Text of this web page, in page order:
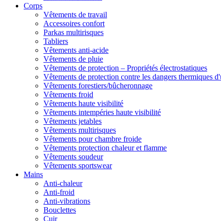
Corps
Vêtements de travail
Accessoires confort
Parkas multirisques
Tabliers
Vêtements anti-acide
Vêtements de pluie
Vêtements de protection – Propriétés électrostatiques
Vêtements de protection contre les dangers thermiques
Vêtements forestiers/bûcheronnage
Vêtements froid
Vêtements haute visibilité
Vêtements intempéries haute visibilité
Vêtements jetables
Vêtements multirisques
Vêtements pour chambre froide
Vêtements protection chaleur et flamme
Vêtements soudeur
Vêtements sportswear
Mains
Anti-chaleur
Anti-froid
Anti-vibrations
Bouclettes
Cuir